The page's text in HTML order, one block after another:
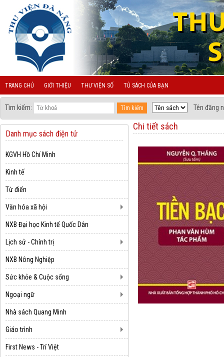
TRANG CHỦ GIỚI THIỆU THƯ VIỆN SỐ TỦ SÁCH CỦA BẠN
Tìm kiếm: Tên đăng
Danh mục sách điện tử
KGVH Hồ Chí Minh
Kinh tế
Từ điển
Văn hóa xã hội
NXB Đại học Kinh tế Quốc Dân
Lịch sử - Chính trị
NXB Nông Nghiệp
Sức khỏe & Cuộc sống
Ngoại ngữ
Nhà sách Quang Minh
Giáo trình
First News - Trí Việt
Chi tiết sách